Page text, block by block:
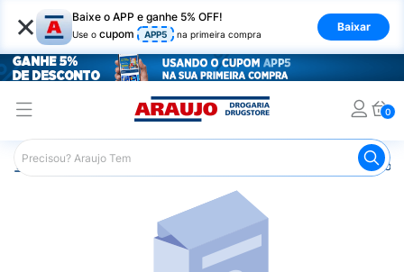
× Baixe o APP e ganhe 5% OFF!
Use o cupom APP5 na primeira compra
Baixar
0
Araujo Medicamentos Remédio